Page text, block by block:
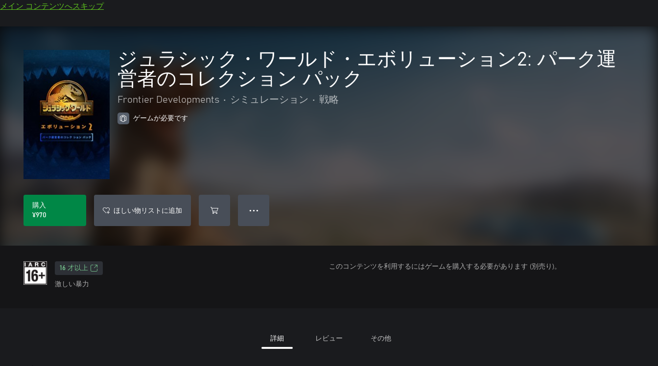
メイン コンテンツへスキップ
ジュラシック・ワールド・エボリューション2: パーク運
営者のコレクション パック
Frontier Developments • シミュレーション • 戦略
ゲームが必要です
購入
¥970
ほしい物リストに追加 ● ● ●
16 才以上
激しい暴力
このコンテンツを利用するにはゲームを購入する必要があります (別売り)。
詳細 レビュー その他